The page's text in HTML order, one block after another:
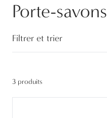
Porte-savons
Filtrer et trier
3 produits